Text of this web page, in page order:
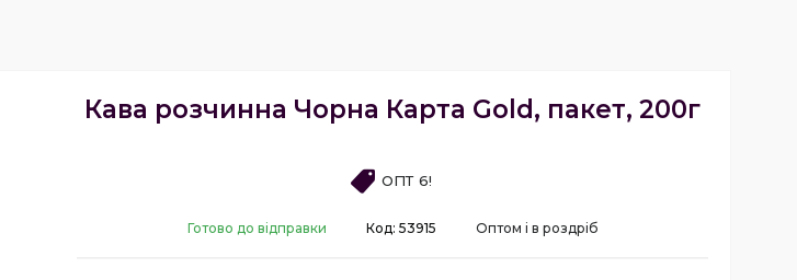
Кава розчинна Чорна Карта Gold, пакет, 200г
ОПТ 6!
Готово до відправки Оптом і в роздріб
Код: 53915